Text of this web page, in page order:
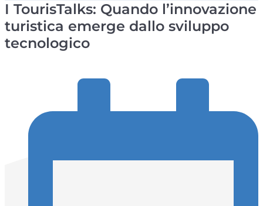
I TourisTalks: Quando l’innovazione
turistica emerge dallo sviluppo
tecnologico